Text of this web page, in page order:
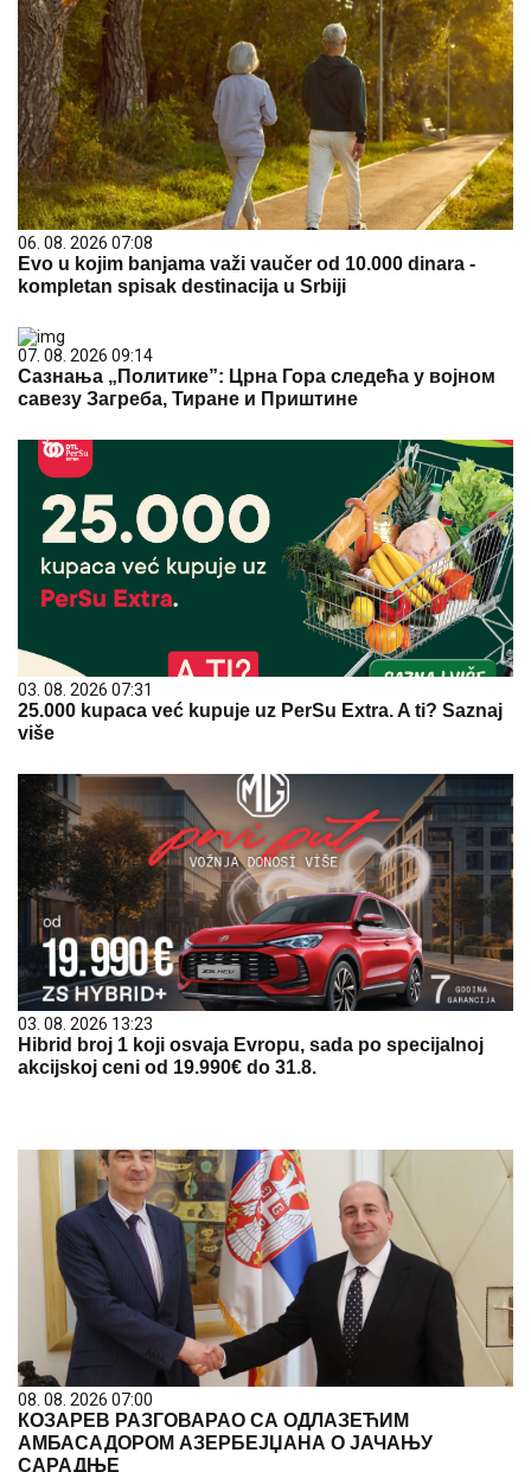
06. 08. 2026 07:08
Evo u kojim banjama važi vaučer od 10.000 dinara -
kompletan spisak destinacija u Srbiji
07. 08. 2026 09:14
Сазнања „Политике”: Црна Гора следећа у војном
савезу Загреба, Тиране и Приштине
03. 08. 2026 07:31
25.000 kupaca već kupuje uz PerSu Extra. A ti? Saznaj
više
03. 08. 2026 13:23
Hibrid broj 1 koji osvaja Evropu, sada po specijalnoj
akcijskoj ceni od 19.990€ do 31.8.
08. 08. 2026 07:00
КОЗАРЕВ РАЗГОВАРАО СА ОДЛАЗЕЋИМ
АМБАСАДОРОМ АЗЕРБЕЈЏАНА О ЈАЧАЊУ
САРАДЊЕ